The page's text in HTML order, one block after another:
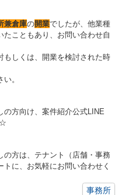
兼倉庫の開業でしたが、他業種
こともあり、お問い合わせ自
もしくは、開業を検討された時
。
の方向け、案件紹介公式LINE
の方は、テナント（店舗・事務
に、お気軽にお問い合わせく
事務所